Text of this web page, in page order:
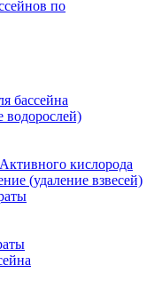
бассейна
кислорода
(удаление взвесей)